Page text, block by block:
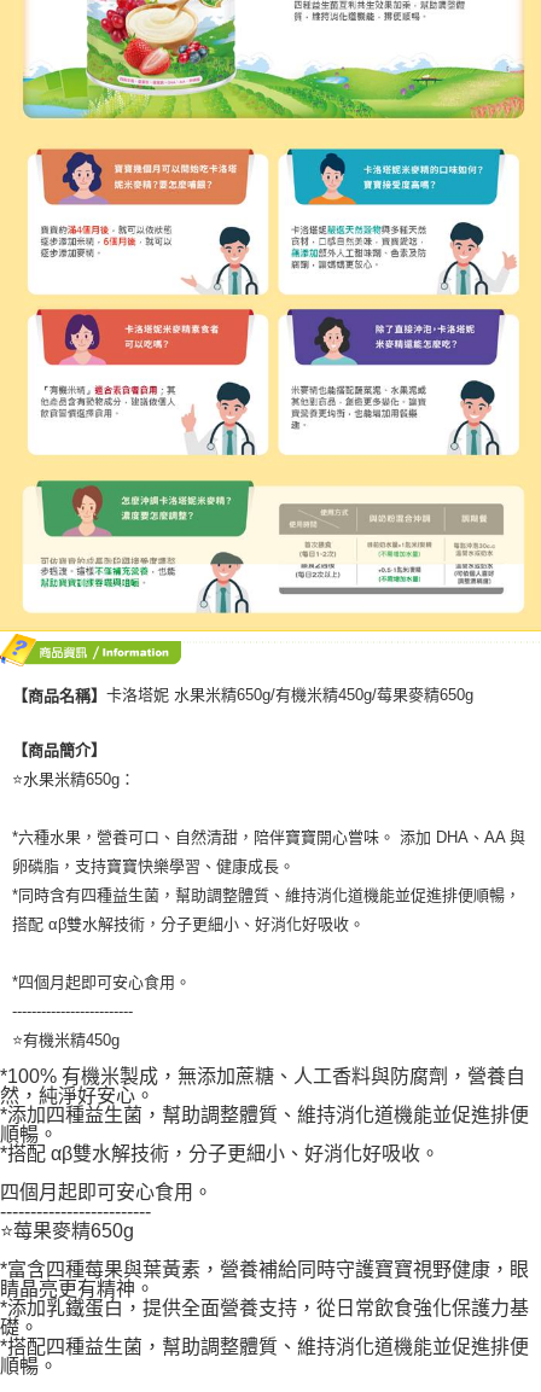
【商品名稱】 卡洛塔妮 水果米精650g/有機米精450g/莓果麥精650g
【商品簡介】
⭐水果米精650g：
*六種水果，營養可口、自然清甜，陪伴寶寶開心嘗味。 添加 DHA、AA 與
卵磷脂，支持寶寶快樂學習、健康成長。
*同時含有四種益生菌，幫助調整體質、維持消化道機能並促進排便順暢，
搭配 αβ雙水解技術，分子更細小、好消化好吸收。
*四個月起即可安心食用。
-------------------------
⭐有機米精450g
*100% 有機米製成，無添加蔗糖、人工香料與防腐劑，營養自
然，純淨好安心。
*添加四種益生菌，幫助調整體質、維持消化道機能並促進排便
順暢。
*搭配 αβ雙水解技術，分子更細小、好消化好吸收。
四個月起即可安心食用。
-------------------------
⭐莓果麥精650g
*富含四種莓果與葉黃素，營養補給同時守護寶寶視野健康，眼
睛晶亮更有精神。
*添加乳鐵蛋白，提供全面營養支持，從日常飲食強化保護力基
礎。
*搭配四種益生菌，幫助調整體質、維持消化道機能並促進排便
順暢。